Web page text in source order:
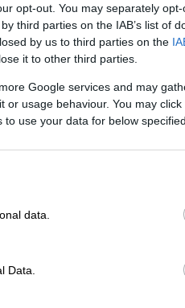
opt-out. You may separately
third parties on the IAB’s list of
by us to third parties on the
it to other third parties.
Google services and may
or usage behaviour. You may
use your data for below
data.
Data.
-
έως 6 μποφόρ.
απογευματινές
ορεινά.